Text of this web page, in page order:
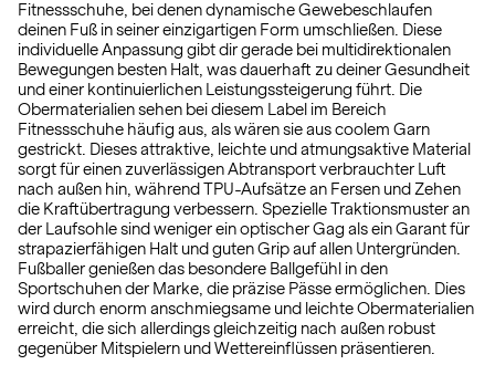
Fitnessschuhe, bei denen dynamische Gewebeschlaufen
deinen Fuß in seiner einzigartigen Form umschließen. Diese
individuelle Anpassung gibt dir gerade bei multidirektionalen
Bewegungen besten Halt, was dauerhaft zu deiner Gesundheit
und einer kontinuierlichen Leistungssteigerung führt. Die
Obermaterialien sehen bei diesem Label im Bereich
Fitnessschuhe häufig aus, als wären sie aus coolem Garn
gestrickt. Dieses attraktive, leichte und atmungsaktive Material
sorgt für einen zuverlässigen Abtransport verbrauchter Luft
nach außen hin, während TPU-Aufsätze an Fersen und Zehen
die Kraftübertragung verbessern. Spezielle Traktionsmuster an
der Laufsohle sind weniger ein optischer Gag als ein Garant für
strapazierfähigen Halt und guten Grip auf allen Untergründen.
Fußballer genießen das besondere Ballgefühl in den
Sportschuhen der Marke, die präzise Pässe ermöglichen. Dies
wird durch enorm anschmiegsame und leichte Obermaterialien
erreicht, die sich allerdings gleichzeitig nach außen robust
gegenüber Mitspielern und Wettereinflüssen präsentieren.